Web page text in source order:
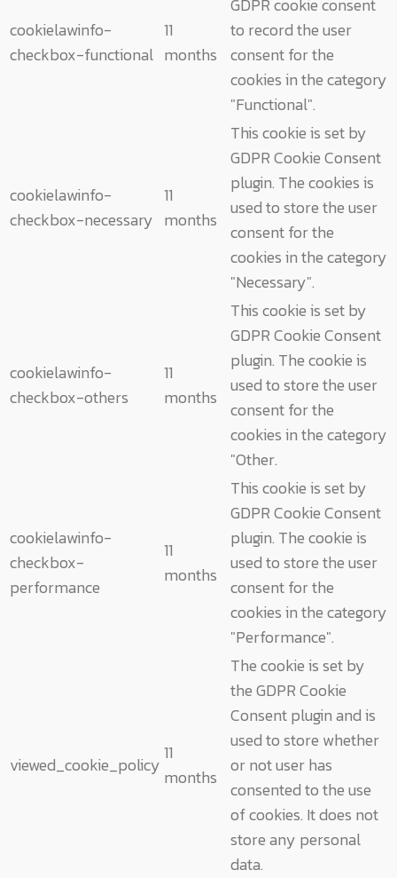
cookielawinfo-
checkbox-functional
11
months
GDPR cookie consent
to record the user
consent for the
cookies in the category
"Functional".
cookielawinfo-
checkbox-necessary
11
months
This cookie is set by
GDPR Cookie Consent
plugin. The cookies is
used to store the user
consent for the
cookies in the category
"Necessary".
cookielawinfo-
checkbox-others
11
months
This cookie is set by
GDPR Cookie Consent
plugin. The cookie is
used to store the user
consent for the
cookies in the category
"Other.
cookielawinfo-
checkbox-
performance
11
months
This cookie is set by
GDPR Cookie Consent
plugin. The cookie is
used to store the user
consent for the
cookies in the category
"Performance".
viewed_cookie_policy
11
months
The cookie is set by
the GDPR Cookie
Consent plugin and is
used to store whether
or not user has
consented to the use
of cookies. It does not
store any personal
data.